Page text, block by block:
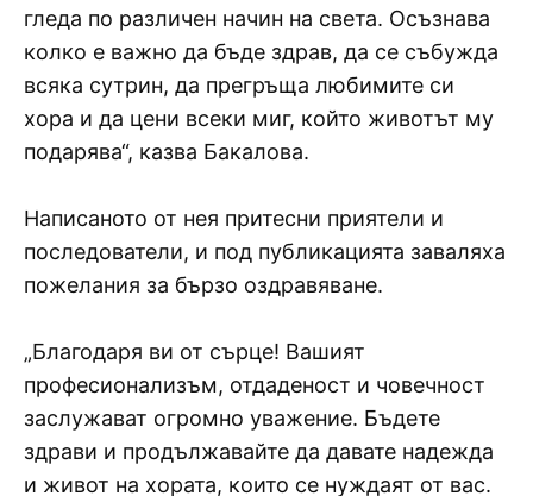
гледа по различен начин на света. Осъзнава
колко е важно да бъде здрав, да се събужда
всяка сутрин, да прегръща любимите си
хора и да цени всеки миг, който животът му
подарява“, казва Бакалова.
Написаното от нея притесни приятели и
последователи, и под публикацията заваляха
пожелания за бързо оздравяване.
„Благодаря ви от сърце! Вашият
професионализъм, отдаденост и човечност
заслужават огромно уважение. Бъдете
здрави и продължавайте да давате надежда
и живот на хората, които се нуждаят от вас.